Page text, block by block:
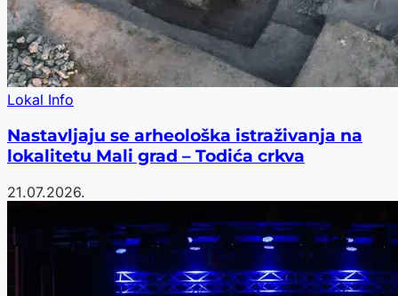
Lokal Info
Nastavljaju se arheološka istraživanja na
lokalitetu Mali grad – Todića crkva
21.07.2026.